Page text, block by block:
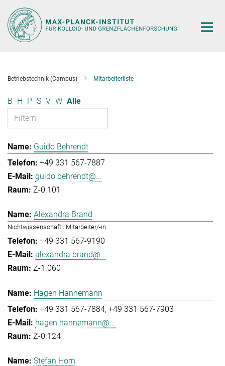
Hauptinhalt
Betriebstechnik (Campus) Mitarbeiterliste
B H P S V W Alle
Guido Behrendt
+49 331 567-7887
guido.behrendt@...
Z-0.101
Alexandra Brand
Nichtwissenschaftl. Mitarbeiter/-in
+49 331 567-9190
alexandra.brand@...
Z-1.060
Hagen Hannemann
+49 331 567-7884 +49 331 567-7903
hagen.hannemann@...
Z-0.124
Stefan Horn